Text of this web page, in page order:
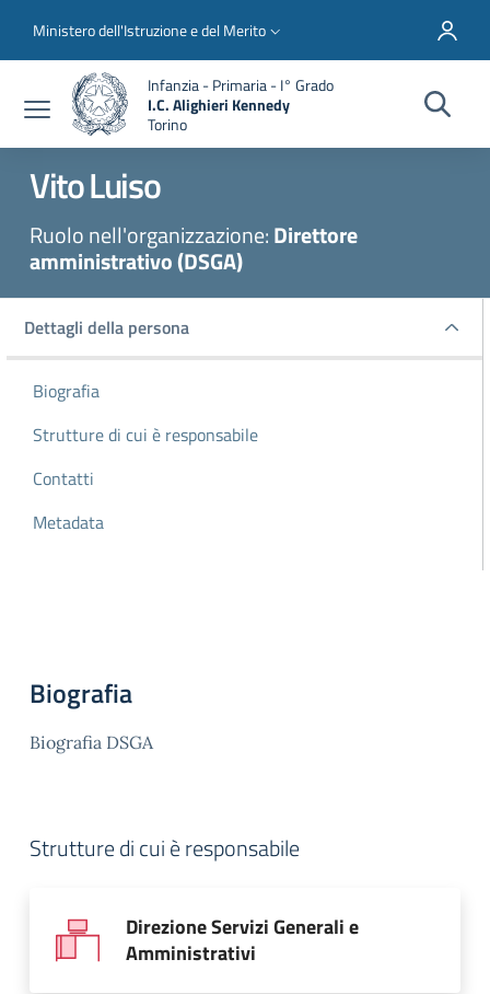
Slim top
Ministero dell'Istruzione e del Merito
Infanzia - Primaria - I° Grado
I.C. Alighieri Kennedy
Torino
VitoLuiso
Ruolo nell'organizzazione:Direttore
amministrativo (DSGA)
Dettagli della persona
Dettagli della persona
Biografia
Strutture di cui è responsabile
Contatti
Metadata
Biografia
Biografia DSGA
Strutture di cui è responsabile
Direzione Servizi Generali e
Amministrativi